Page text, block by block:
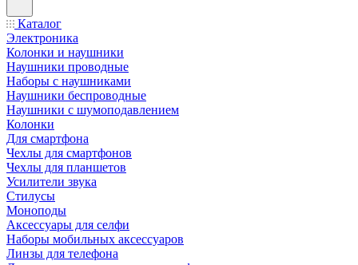
Каталог
Электроника
Колонки и наушники
Наушники проводные
Наборы с наушниками
Наушники беспроводные
Наушники с шумоподавлением
Колонки
Для смартфона
Чехлы для смартфонов
Чехлы для планшетов
Усилители звука
Стилусы
Моноподы
Аксессуары для селфи
Наборы мобильных аксессуаров
Линзы для телефона